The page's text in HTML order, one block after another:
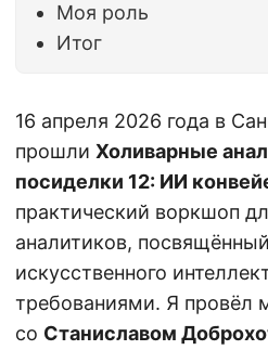
Моя роль
Итог
16 апреля 2026 года в
прошли Холиварные
посиделки 12: ИИ
практический воркшоп
аналитиков,
искусственного
требованиями. Я провёл
со Станиславом